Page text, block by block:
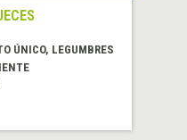
ÚNICO, LEGUMBRES